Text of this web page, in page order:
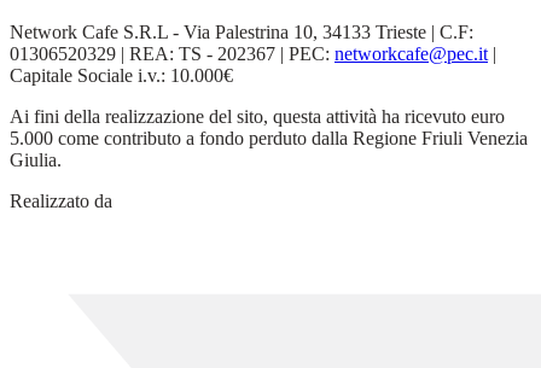
Network Cafe S.R.L - Via Palestrina 10, 34133 Trieste | C.F:
01306520329 | REA: TS - 202367 | PEC: networkcafe@pec.it |
Capitale Sociale i.v.: 10.000€
Ai fini della realizzazione del sito, questa attività ha ricevuto euro
5.000 come contributo a fondo perduto dalla Regione Friuli Venezia
Giulia.
Realizzato da